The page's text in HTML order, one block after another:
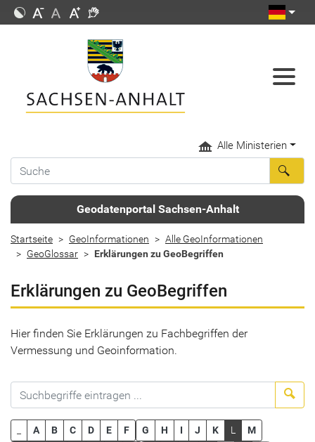
Alle Ministerien
Geodatenportal Sachsen-Anhalt
Startseite GeoInformationen
Alle GeoInformationen
GeoGlossar
Erklärungen zu GeoBegriffen
Erklärungen zu GeoBegriffen
Hier finden Sie Erklärungen zu Fachbegriffen der
Vermessung und Geoinformation.
A B C D E F G H I J K L
M